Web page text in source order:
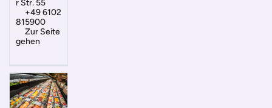
r Str. 55
+49 6102
815900
Zur Seite
gehen